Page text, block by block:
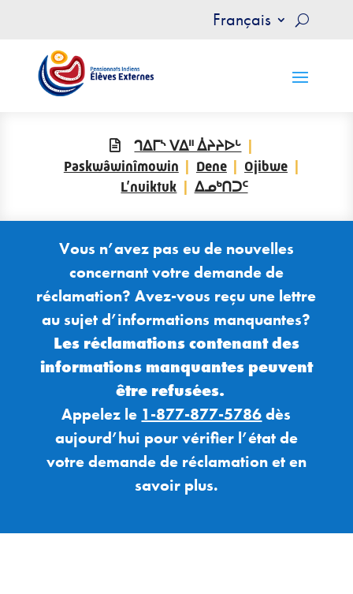
Français
ᒉᐃᒥᔅ ᐯᐃᐦ ᐄᔨᔨᐅᒡ
Paskwâwinîmowin
Dene
Ojibwe
L’nuiktuk
ᐃᓄᒃᑎᑐᑦ
Vous n’avez pas eu de nouvelles
concernant votredemande de
réclamation? Avez-vous reçu une lettre
au sujet d’informations manquantes?
Les réclamationscontenantdes
informations manquantes peuvent
être refusées.
Appelez le 1-877-877-5786 dès
aujourd’hui pour vérifier l’état de
votredemande de réclamation eten
savoir plus.